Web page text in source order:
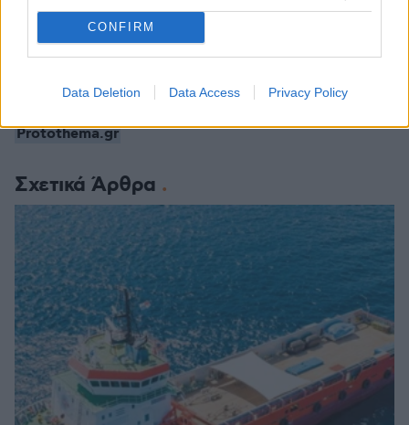
CONFIRM
Data Deletion Data Access Privacy Policy
Σχετικά Άρθρα
Ακολουθήστε τοprotothema.gr στο Google News
και μάθετε πρώτοι όλες τις ειδήσεις
Δείτε όλες τις τελευταίες Ειδήσεις
από την Ελλάδα
Protothema.gr